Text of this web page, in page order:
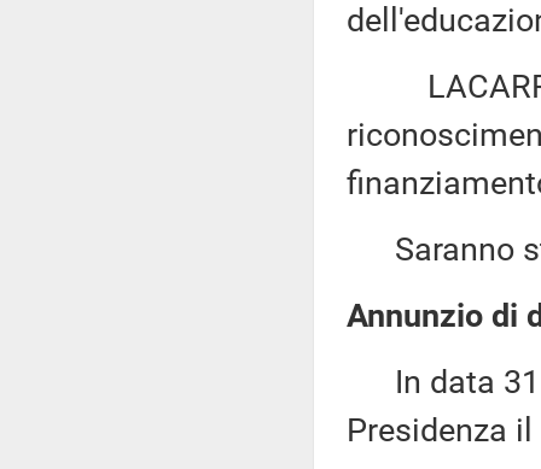
Saranno
Annunzio di
In data 31
Presidenza